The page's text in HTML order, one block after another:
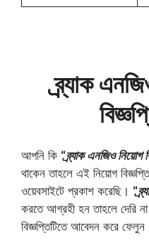
ব্র্যাক
আপনি কি “ব্র্যাক এনজিও নিয়োগ
থাকেন তাহলে এই নিয়োগ
ওয়েবসাইটে প্রকাশ করেছি। “
করতে আগ্রহী হন তাহলে দেরি
বিজ্ঞপ্তিটিতে আবেদন করে